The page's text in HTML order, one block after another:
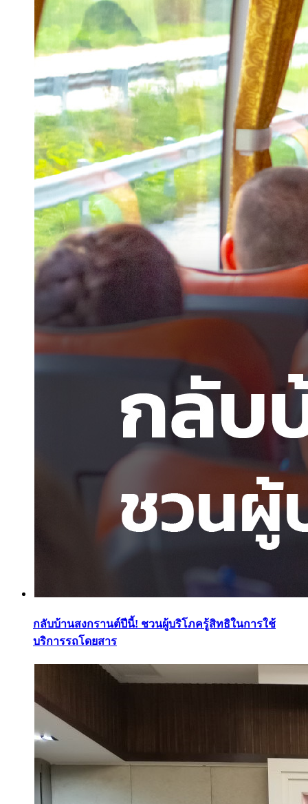
กลับบ้านสงกรานต์ปีนี้! ชวนผู้บริโภครู้สิทธิในการใช้
บริการรถโดยสาร